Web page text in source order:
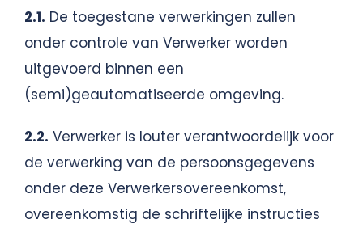
2.1. De toegestane verwerkingen zullen
onder controle van Verwerker worden
uitgevoerd binnen een
(semi)geautomatiseerde omgeving.
2.2. Verwerker is louter verantwoordelijk voor
de verwerking van de persoonsgegevens
onder deze Verwerkersovereenkomst,
overeenkomstig de schriftelijke instructies